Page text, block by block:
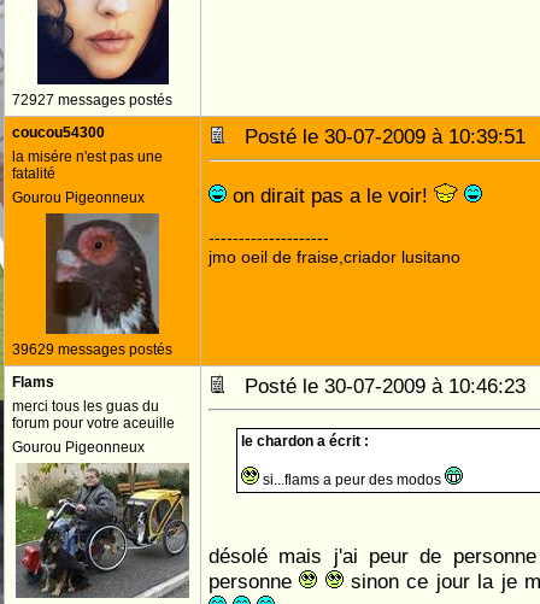
72927 messages postés
coucou54300
la misére n'est pas une
fatalité
Gourou Pigeonneux
39629 messages postés
Posté le 30-07-2009 à
on dirait pas a le voir!
--------------------
jmo oeil de fraise,criador lusitano
Flams
merci tous les guas du
forum pour votre aceuille
Gourou Pigeonneux
Posté le 30-07-2009 à
le chardon a écrit :
si...flams a peur des modos
désolé mais j'ai peur de
personne
sinon ce jour la je